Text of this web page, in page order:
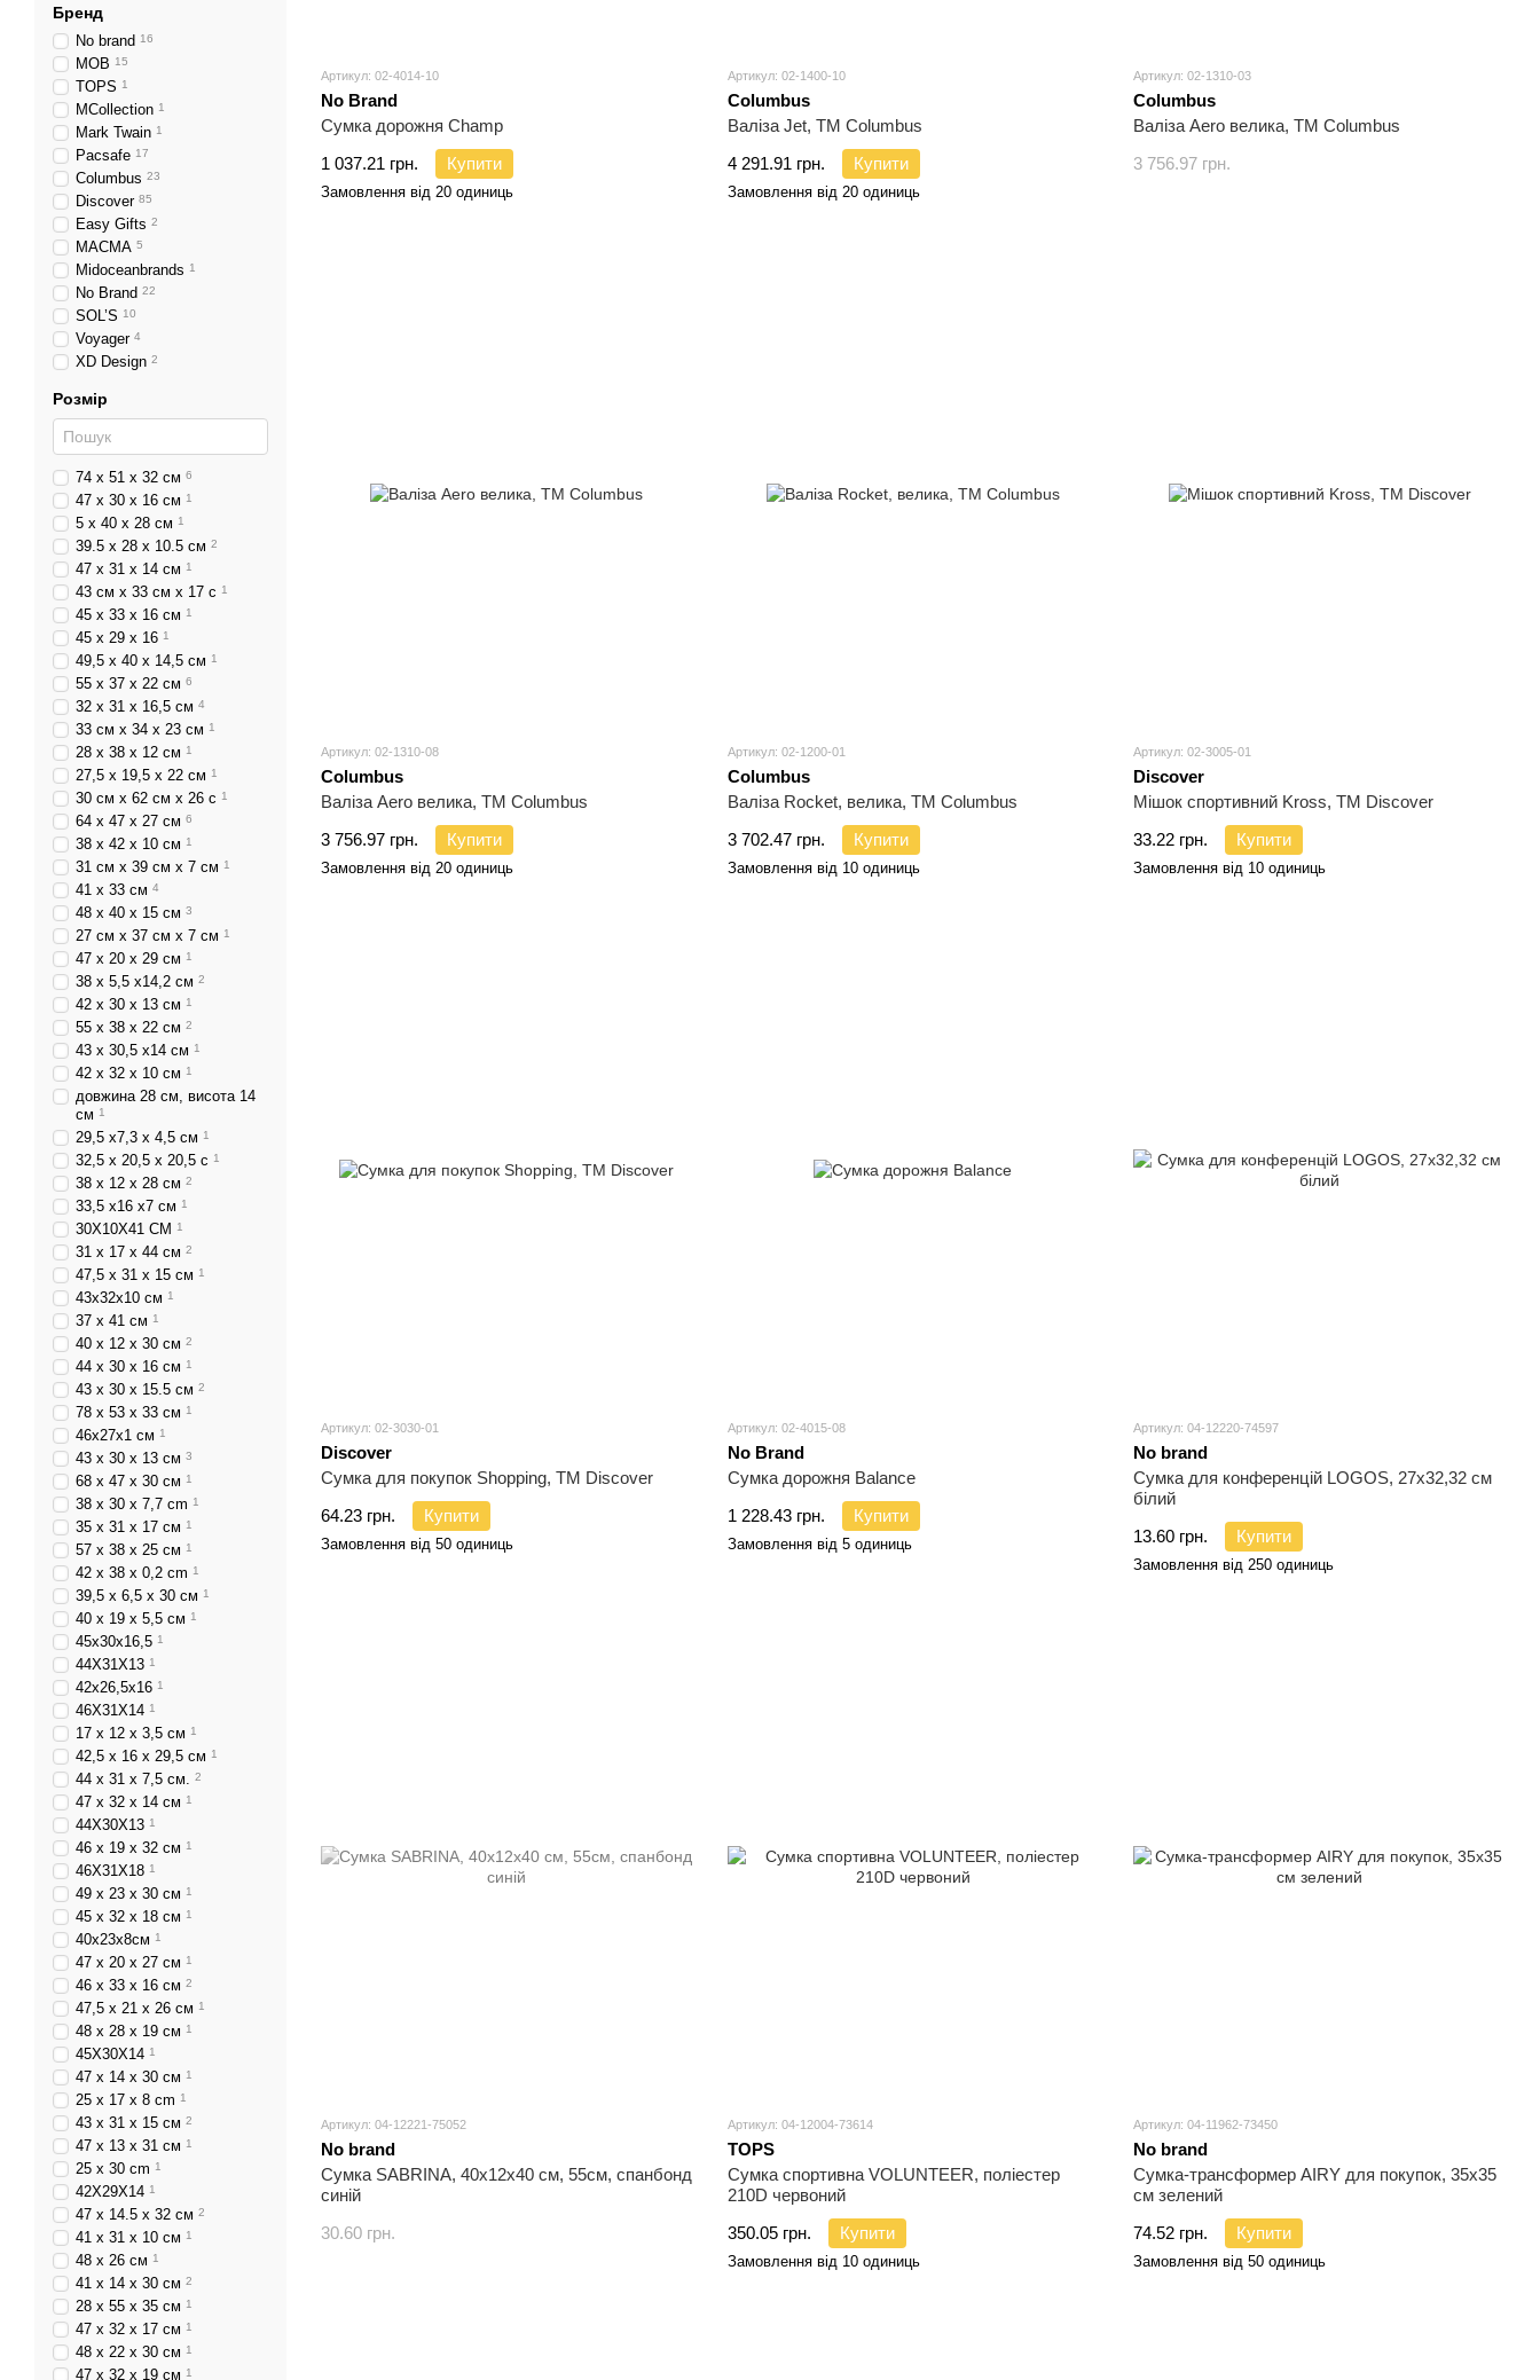
Артикул: 02-4014-10
No Brand
Сумка дорожня Champ
1 037.21 грн.
Купити
Замовлення від 20 одиниць
Артикул: 02-1400-10
Columbus
Валіза Jet, TM Columbus
4 291.91 грн.
Купити
Замовлення від 20 одиниць
Артикул: 02-1310-03
Columbus
Валіза Aero велика, ТМ Columbus
3 756.97 грн.
Артикул: 02-1310-08
Columbus
Валіза Aero велика, ТМ Columbus
3 756.97 грн.
Купити
Замовлення від 20 одиниць
Артикул: 02-1200-01
Columbus
Валіза Rocket, велика, TM Columbus
3 702.47 грн.
Купити
Замовлення від 10 одиниць
Артикул: 02-3005-01
Discover
Мішок спортивний Kross, TM Discover
33.22 грн.
Купити
Замовлення від 10 одиниць
Артикул: 02-3030-01
Discover
Сумка для покупок Shopping, TM Discover
64.23 грн.
Купити
Замовлення від 50 одиниць
Артикул: 02-4015-08
No Brand
Сумка дорожня Balance
1 228.43 грн.
Купити
Замовлення від 5 одиниць
Артикул: 04-12220-74597
No brand
Сумка для конференцій LOGOS, 27х32,32 см
білий
13.60 грн.
Купити
Замовлення від 250 одиниць
Артикул: 04-12221-75052
No brand
Сумка SABRINA, 40х12х40 см, 55см, спанбонд
синій
30.60 грн.
Артикул: 04-12004-73614
TOPS
Сумка спортивна VOLUNTEER, поліестер
210D червоний
350.05 грн.
Купити
Замовлення від 10 одиниць
Артикул: 04-11962-73450
No brand
Сумка-трансформер AIRY для покупок, 35x35
cм зелений
74.52 грн.
Купити
Замовлення від 50 одиниць
Бренд
No brand 16
MOB 15
TOPS 1
MCollection 1
Mark Twain 1
Pacsafe 17
Columbus 23
Discover 85
Easy Gifts 2
MACMA 5
Midoceanbrands 1
No Brand 22
SOL’S 10
Voyager 4
XD Design 2
Розмір
74 х 51 х 32 см 6
47 х 30 х 16 см 1
5 x 40 x 28 см 1
39.5 х 28 х 10.5 см 2
47 х 31 х 14 см 1
43 см х 33 см х 17 с 1
45 х 33 х 16 см 1
45 х 29 х 16 1
49,5 x 40 x 14,5 см 1
55 х 37 х 22 см 6
32 х 31 х 16,5 см 4
33 см х 34 х 23 см 1
28 х 38 х 12 см 1
27,5 х 19,5 х 22 см 1
30 см х 62 см х 26 с 1
64 х 47 х 27 см 6
38 х 42 х 10 см 1
31 см х 39 см х 7 см 1
41 х 33 см 4
48 х 40 х 15 см 3
27 см х 37 см х 7 см 1
47 х 20 х 29 см 1
38 х 5,5 х14,2 см 2
42 x 30 x 13 см 1
55 х 38 х 22 см 2
43 х 30,5 х14 см 1
42 x 32 x 10 см 1
довжина 28 см, висота 14
см 1
29,5 х7,3 х 4,5 см 1
32,5 x 20,5 x 20,5 с 1
38 х 12 х 28 см 2
33,5 х16 х7 см 1
30X10X41 CM 1
31 х 17 х 44 см 2
47,5 х 31 х 15 см 1
43х32х10 см 1
37 х 41 см 1
40 х 12 х 30 см 2
44 x 30 x 16 см 1
43 х 30 х 15.5 см 2
78 х 53 х 33 см 1
46х27х1 см 1
43 х 30 х 13 см 3
68 х 47 х 30 см 1
38 x 30 x 7,7 cm 1
35 х 31 х 17 см 1
57 х 38 х 25 см 1
42 x 38 x 0,2 cm 1
39,5 х 6,5 х 30 см 1
40 х 19 х 5,5 см 1
45х30х16,5 1
44Х31Х13 1
42х26,5х16 1
46Х31Х14 1
17 x 12 x 3,5 см 1
42,5 х 16 х 29,5 см 1
44 х 31 х 7,5 см. 2
47 х 32 х 14 см 1
44Х30Х13 1
46 х 19 х 32 см 1
46Х31Х18 1
49 х 23 х 30 см 1
45 х 32 х 18 см 1
40х23х8см 1
47 х 20 х 27 см 1
46 х 33 х 16 см 2
47,5 х 21 х 26 см 1
48 х 28 х 19 см 1
45Х30Х14 1
47 х 14 х 30 см 1
25 x 17 x 8 cm 1
43 х 31 х 15 см 2
47 х 13 х 31 см 1
25 x 30 cm 1
42Х29Х14 1
47 х 14.5 х 32 см 2
41 х 31 х 10 см 1
48 х 26 см 1
41 х 14 х 30 см 2
28 х 55 х 35 см 1
47 х 32 х 17 см 1
48 х 22 х 30 см 1
47 х 32 х 19 см 1